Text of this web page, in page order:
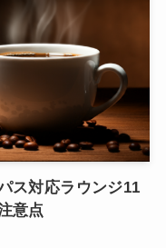
ス対応ラウンジ11
意点